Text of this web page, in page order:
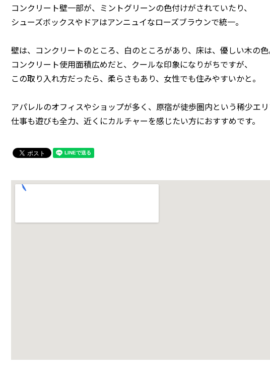
コンクリート壁一部が、ミントグリーンの色付けがされていたり、
シューズボックスやドアはアンニュイなローズブラウンで統一。
壁は、コンクリートのところ、白のところがあり、床は、優しい木の
コンクリート使用面積広めだと、クールな印象になりがちですが、
この取り入れ方だったら、柔らさもあり、女性でも住みやすいかと。
アパレルのオフィスやショップが多く、原宿が徒歩圏内という稀少エ
仕事も遊びも全力、近くにカルチャーを感じたい方におすすめです。